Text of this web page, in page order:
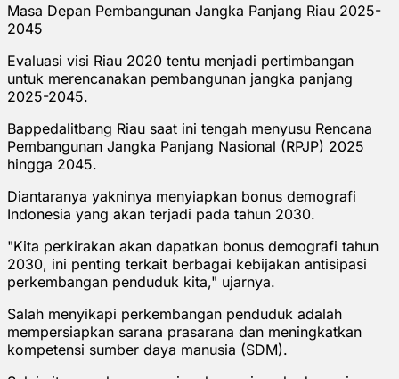
Masa Depan Pembangunan Jangka Panjang Riau 2025-
2045
Evaluasi visi Riau 2020 tentu menjadi pertimbangan
untuk merencanakan pembangunan jangka panjang
2025-2045.
Bappedalitbang Riau saat ini tengah menyusu Rencana
Pembangunan Jangka Panjang Nasional (RPJP) 2025
hingga 2045.
Diantaranya yakninya menyiapkan bonus demografi
Indonesia yang akan terjadi pada tahun 2030.
"Kita perkirakan akan dapatkan bonus demografi tahun
2030, ini penting terkait berbagai kebijakan antisipasi
perkembangan penduduk kita," ujarnya.
Salah menyikapi perkembangan penduduk adalah
mempersiapkan sarana prasarana dan meningkatkan
kompetensi sumber daya manusia (SDM).